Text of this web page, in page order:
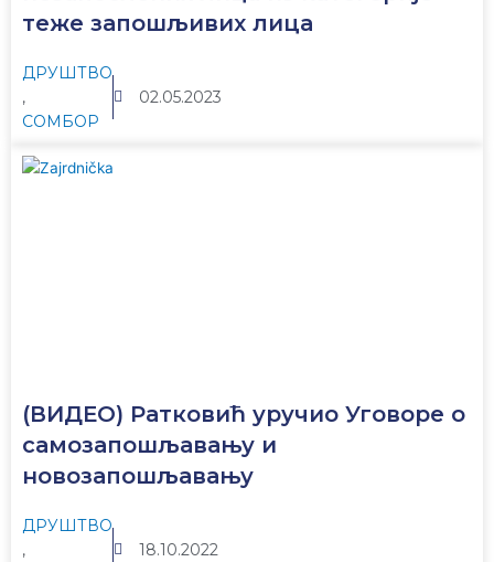
теже запошљивих лица
ДРУШТВО
,
СОМБОР
02.05.2023
(ВИДЕО) Ратковић уручио Уговоре о
самозапошљавању и
новозапошљавању
ДРУШТВО
,
18.10.2022